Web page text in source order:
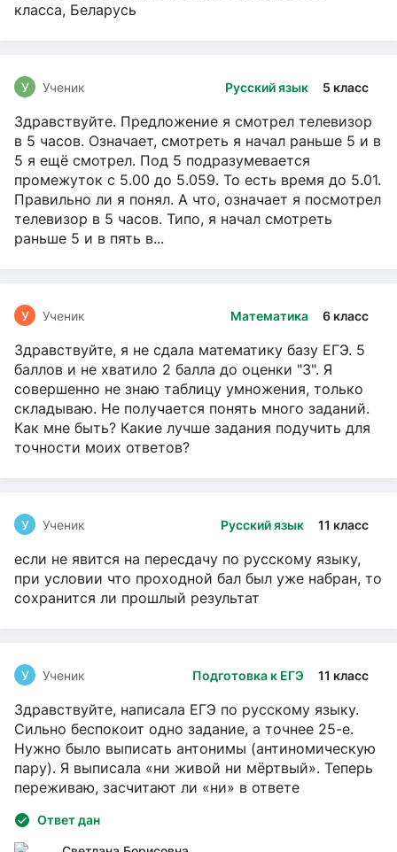
класса, Беларусь
Русский язык 5 класс
У Ученик
Здравствуйте. Предложение я смотрел телевизор
в 5 часов. Означает, смотреть я начал раньше 5 и в
5 я ещё смотрел. Под 5 подразумевается
промежуток с 5.00 до 5.059. То есть время до 5.01.
Правильно ли я понял. А что, означает я посмотрел
телевизор в 5 часов. Типо, я начал смотреть
раньше 5 и в пять в...
Математика 6 класс
У Ученик
Здравствуйте, я не сдала математику базу ЕГЭ. 5
баллов и не хватило 2 балла до оценки "3". Я
совершенно не знаю таблицу умножения, только
складываю. Не получается понять много заданий.
Как мне быть? Какие лучше задания подучить для
точности моих ответов?
Русский язык 11 класс
У Ученик
если не явится на пересдачу по русскому языку,
при условии что проходной бал был уже набран, то
сохранится ли прошлый результат
Подготовка к ЕГЭ 11 класс
У Ученик
Здравствуйте, написала ЕГЭ по русскому языку.
Сильно беспокоит одно задание, а точнее 25-е.
Нужно было выписать антонимы (антиномическую
пару). Я выписала «ни живой ни мёртвый». Теперь
переживаю, засчитают ли «ни» в ответе
Ответ дан